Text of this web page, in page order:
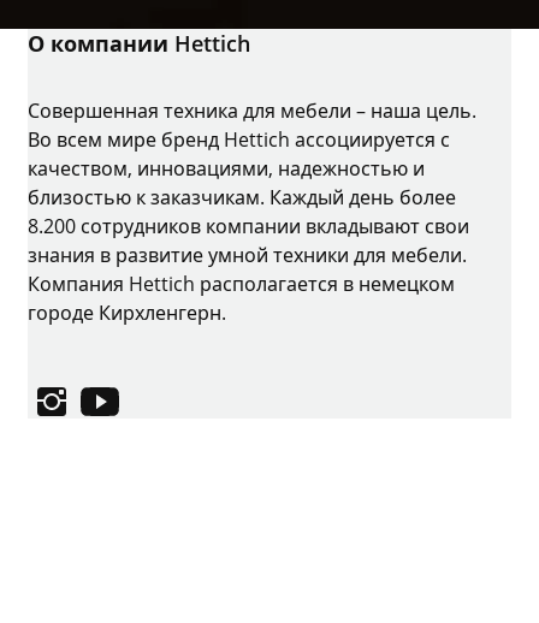
О компании Hettich
Совершенная техника для мебели – наша цель.
Во всем мире бренд Hettich ассоциируется с
качеством, инновациями, надежностью и
близостью к заказчикам. Каждый день более
8.200 сотрудников компании вкладывают свои
знания в развитие умной техники для мебели.
Компания Hettich располагается в немецком
городе Кирхленгерн.
InstagramYouTube